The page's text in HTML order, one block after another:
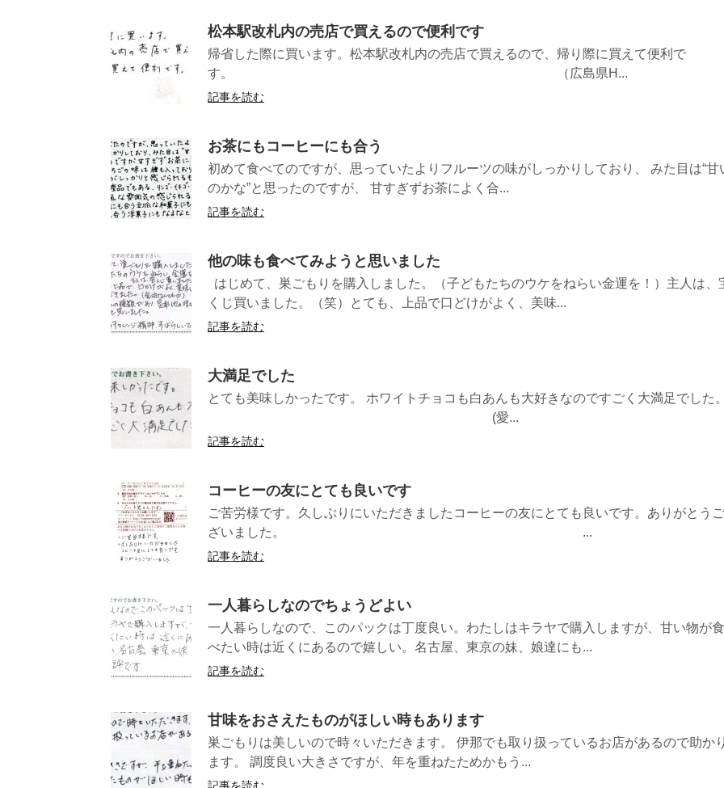
松本駅改札内の売店で買えるので便利です
帰省した際に買います。松本駅改札内の売店で買えるので、帰り際に買えて便利で
す。 （広島県H...
記事を読む
お茶にもコーヒーにも合う
初めて食べてのですが、思っていたよりフルーツの味がしっかりしており、 みた目は“甘
のかな”と思ったのですが、 甘すぎずお茶によく合...
記事を読む
他の味も食べてみようと思いました
はじめて、巣ごもりを購入しました。（子どもたちのウケをねらい金運を！）主人は、
くじ買いました。（笑）とても、上品で口どけがよく、美味...
記事を読む
大満足でした
とても美味しかったです。 ホワイトチョコも白あんも大好きなのですごく大満足でした。
(愛...
記事を読む
コーヒーの友にとても良いです
ご苦労様です。久しぶりにいただきましたコーヒーの友にとても良いです。ありがとうご
ざいました。 ...
記事を読む
一人暮らしなのでちょうどよい
一人暮らしなので、このパックは丁度良い。わたしはキラヤで購入しますが、甘い物が食
べたい時は近くにあるので嬉しい。名古屋、東京の妹、娘達にも...
記事を読む
甘味をおさえたものがほしい時もあります
巣ごもりは美しいので時々いただきます。 伊那でも取り扱っているお店があるので助かり
ます。 調度良い大きさですが、年を重ねたためかもう...